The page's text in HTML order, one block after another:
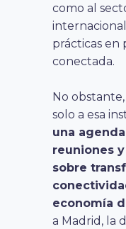
como al
prácticas en
conectada.
No
solo a esa
una
reuniones
sobre
economía
a Madrid, la